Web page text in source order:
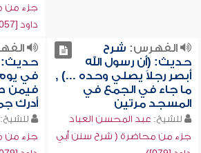
جزء من
داود [057])
الفهرس: شرح
حديث: (أن رسول الله
أبصر رجلاً يصلي وحده ...) ,
ما جاء في الجمع في
المسجد مرتين
للشيخ: عبد المحسن العباد
جزء من محاضرة ( شرح سنن أبي
حديث:
في
فيمن
أدرك
للشيخ:
جزء من